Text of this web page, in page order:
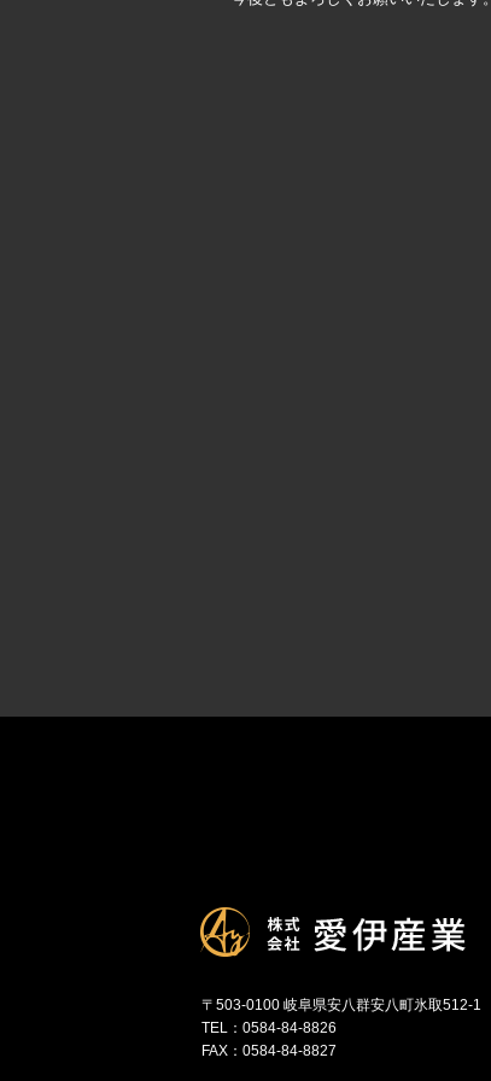
〒503-0100 岐阜県安八群安八町氷取512-1
TEL：0584-84-8826
FAX：0584-84-8827